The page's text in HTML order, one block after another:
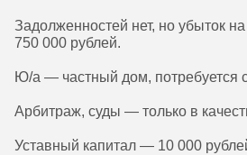
Задолженностей нет, но убыток
750 000 рублей.
Ю/а — частный дом, потребуется
Арбитраж, суды — только в
Уставный капитал — 10 000